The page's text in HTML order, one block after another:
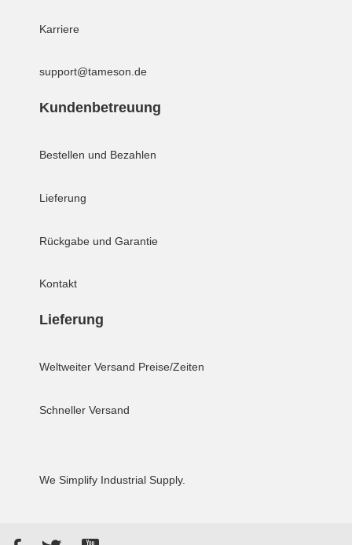
Karriere
support@tameson.de
Kundenbetreuung
Bestellen und Bezahlen
Lieferung
Rückgabe und Garantie
Kontakt
Lieferung
Weltweiter Versand Preise/Zeiten
Schneller Versand
We Simplify Industrial Supply.
FacebookTwitterYouTube